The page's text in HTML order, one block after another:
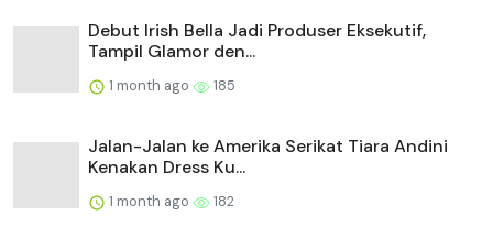
Debut Irish Bella Jadi Produser Eksekutif,
Tampil Glamor den...
1 month ago 185
Jalan-Jalan ke Amerika Serikat Tiara Andini
Kenakan Dress Ku...
1 month ago 182